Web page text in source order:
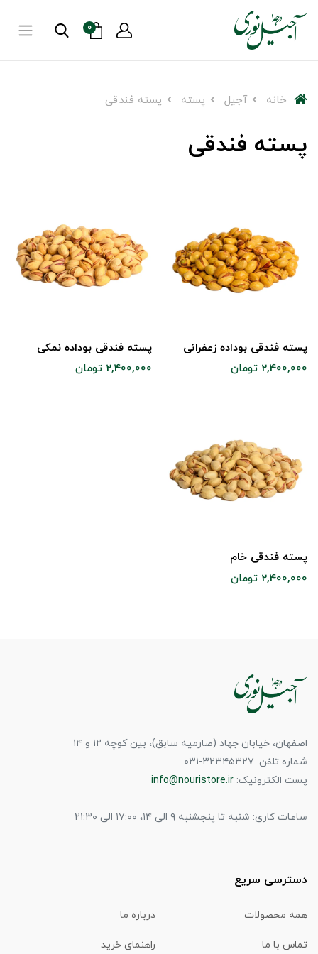
0
خانه آجیل پسته پسته فندقی
پسته فندقی
پسته فندقی بوداده زعفرانی
2,400,000 تومان
پسته فندقی بوداده نمکی
2,400,000 تومان
پسته فندقی خام
2,400,000 تومان
اصفهان، خیابان جهاد (صارمیه سابق)، بین کوچه ۱۲ و ۱۴
شماره تلفن: ۳۲۳۴۵۳۲۷-۰۳۱
پست الکترونیک: info@nouristore.ir
ساعات کاری: شنبه تا پنجشنبه ۹ الی ۱۴، ۱۷:۰۰ الی ۲۱:۳۰
دسترسی سریع
همه محصولات درباره ما
تماس با ما راهنمای خرید